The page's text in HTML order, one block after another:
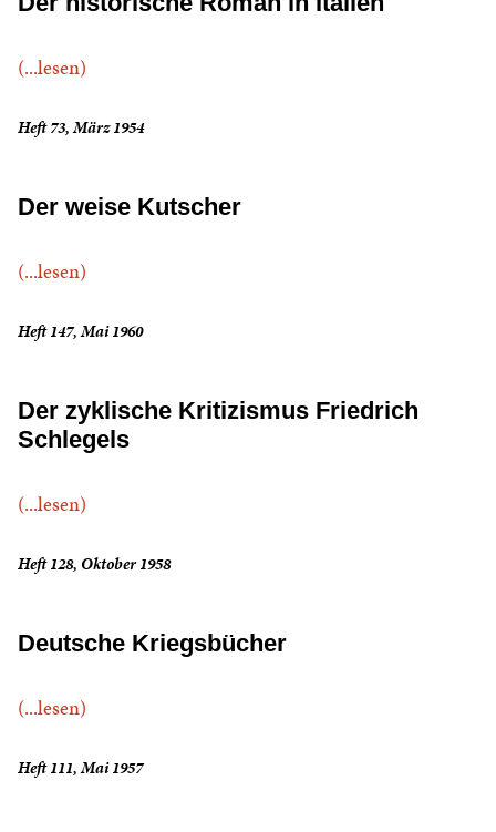
(...lesen)
Heft 73, März 1954
Der weise Kutscher
(...lesen)
Heft 147, Mai 1960
Der zyklische Kritizismus Friedrich
Schlegels
(...lesen)
Heft 128, Oktober 1958
Deutsche Kriegsbücher
(...lesen)
Heft 111, Mai 1957